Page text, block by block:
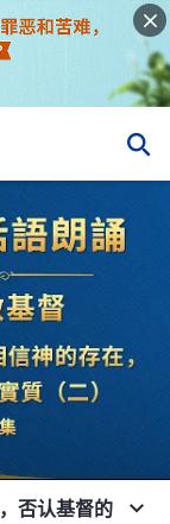
否认基督的